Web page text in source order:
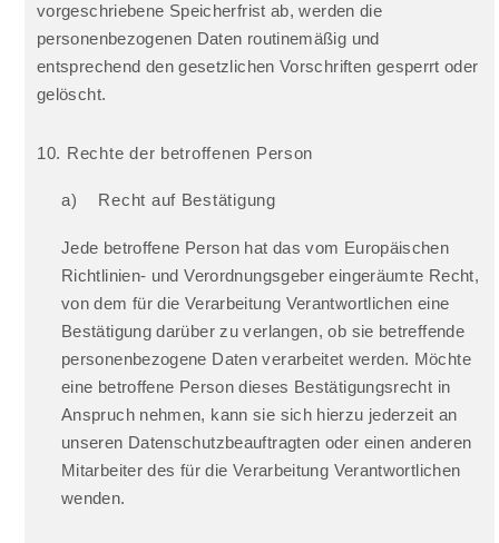
vorgeschriebene Speicherfrist ab, werden die
personenbezogenen Daten routinemäßig und
entsprechend den gesetzlichen Vorschriften gesperrt oder
gelöscht.
10. Rechte der betroffenen Person
a) Recht auf Bestätigung
Jede betroffene Person hat das vom Europäischen
Richtlinien- und Verordnungsgeber eingeräumte Recht,
von dem für die Verarbeitung Verantwortlichen eine
Bestätigung darüber zu verlangen, ob sie betreffende
personenbezogene Daten verarbeitet werden. Möchte
eine betroffene Person dieses Bestätigungsrecht in
Anspruch nehmen, kann sie sich hierzu jederzeit an
unseren Datenschutzbeauftragten oder einen anderen
Mitarbeiter des für die Verarbeitung Verantwortlichen
wenden.